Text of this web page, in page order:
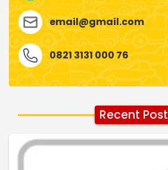
email@gmail.com
0821 3131 000 76
Recent Post